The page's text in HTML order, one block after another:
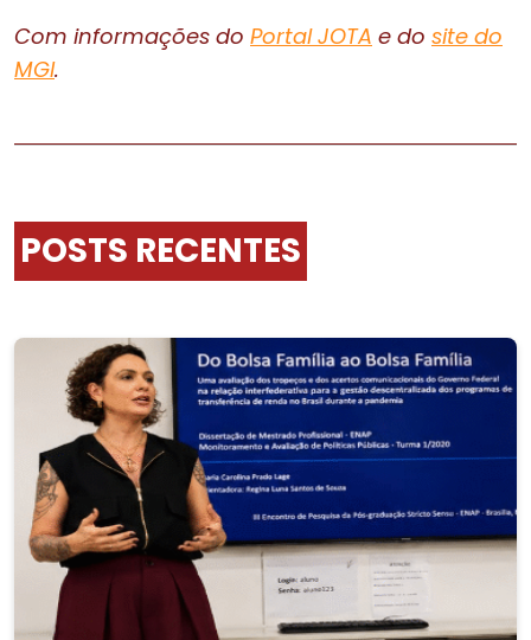
Com informações do Portal JOTA e do site do
MGI.
POSTS RECENTES